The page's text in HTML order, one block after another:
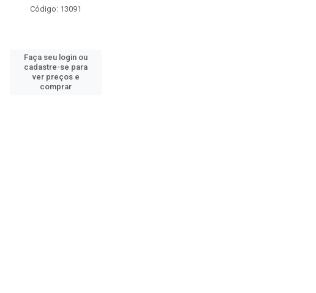
Código: 13091
Faça seu login ou
cadastre-se para
ver preços e
comprar